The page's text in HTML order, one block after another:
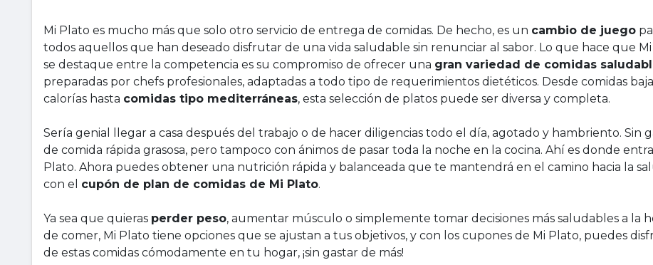
Mi Plato es mucho más que solo otro servicio de entrega de comidas. De hecho, es un cambio de juego
todos aquellos que han deseado disfrutar de una vida saludable sin renunciar al sabor. Lo que hace que
se destaque entre la competencia es su compromiso de ofrecer una gran variedad de comidas
preparadas por chefs profesionales, adaptadas a todo tipo de requerimientos dietéticos. Desde comidas
calorías hasta comidas tipo mediterráneas, esta selección de platos puede ser diversa y completa.
Sería genial llegar a casa después del trabajo o de hacer diligencias todo el día, agotado y hambriento. Sin
de comida rápida grasosa, pero tampoco con ánimos de pasar toda la noche en la cocina. Ahí es donde
Plato. Ahora puedes obtener una nutrición rápida y balanceada que te mantendrá en el camino hacia la
con el cupón de plan de comidas de Mi Plato.
Ya sea que quieras perder peso, aumentar músculo o simplemente tomar decisiones más saludables a la
de comer, Mi Plato tiene opciones que se ajustan a tus objetivos, y con los cupones de Mi Plato, puedes
de estas comidas cómodamente en tu hogar, ¡sin gastar de más!